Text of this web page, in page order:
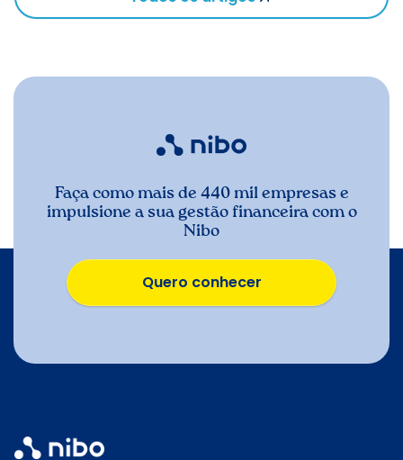
Faça como mais de 440 mil empresas e
impulsione a sua gestão financeira com o
Nibo
Quero conhecer